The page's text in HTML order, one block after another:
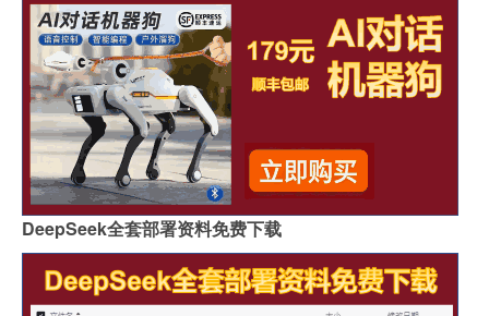
DeepSeek全套部署资料免费下载